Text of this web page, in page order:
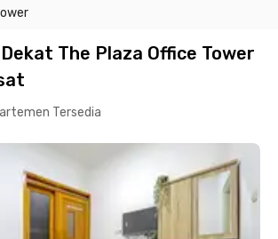
The Plaza Office Tower
Tersedia